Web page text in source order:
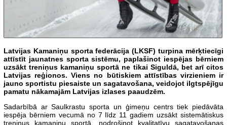
Latvijas Kamaniņu sporta federācija (LKSF) turpina mērķtiecīgi
attīstīt jaunatnes sporta sistēmu, paplašinot iespējas bērniem
uzsākt treniņus kamaniņu sportā ne tikai Siguldā, bet arī citos
Latvijas reģionos. Viens no būtiskiem attīstības virzieniem ir
jauno sportistu piesaiste un sagatavošana, veidojot ilgtspējīgu
pamatu nākamajām Latvijas izlases paaudzēm.
Sadarbībā ar Saulkrastu sporta un ģimeņu centrs tiek piedāvāta
iespēja bērniem vecumā no 7 līdz 11 gadiem uzsākt sistemātiskus
treniņus kamaniņu sportā, nodrošinot kvalitatīvu sagatavošanas